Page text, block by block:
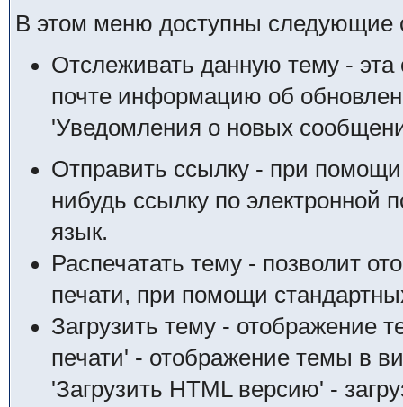
В этом меню доступны следующие
Отслеживать данную тему - эта
почте информацию об
'Уведомления о новых
Отправить ссылку - при
нибудь ссылку по электронной
язык.
Распечатать тему - позволит
печати, при помощи
Загрузить тему - отображение
печати' - отображение темы в
'Загрузить HTML версию' -